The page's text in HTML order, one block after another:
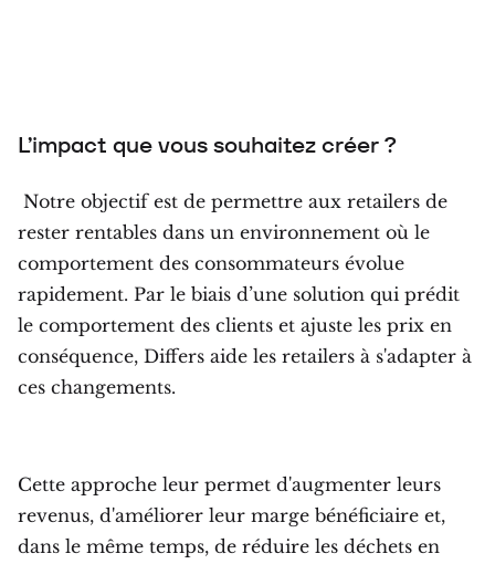
L’impact que vous souhaitez créer ?
Notre objectif est de permettre aux retailers de
rester rentables dans un environnement où le
comportement des consommateurs évolue
rapidement. Par le biais d’une solution qui prédit
le comportement des clients et ajuste les prix en
conséquence, Differs aide les retailers à s'adapter à
ces changements.
Cette approche leur permet d'augmenter leurs
revenus, d'améliorer leur marge bénéficiaire et,
dans le même temps, de réduire les déchets en